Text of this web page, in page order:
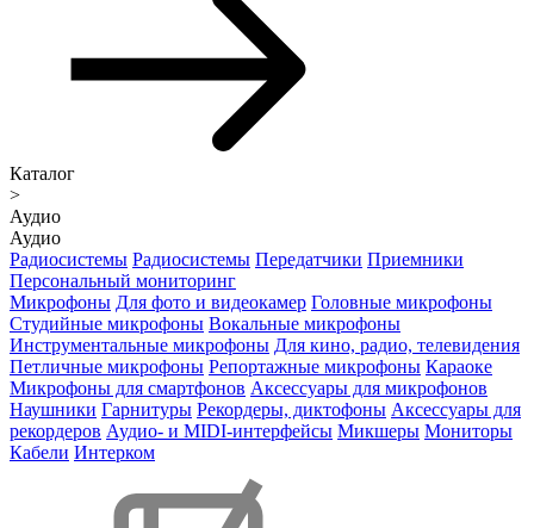
Каталог
>
Аудио
Аудио
Радиосистемы Радиосистемы Передатчики Приемники
Персональный мониторинг
Микрофоны Для фото и видеокамер Головные микрофоны
Студийные микрофоны Вокальные микрофоны
Инструментальные микрофоны Для кино, радио, телевидения
Петличные микрофоны Репортажные микрофоны Караоке
Микрофоны для смартфонов Аксессуары для микрофонов
Наушники Гарнитуры Рекордеры, диктофоны Аксессуары для
рекордеров Аудио- и MIDI-интерфейсы Микшеры Мониторы
Кабели Интерком